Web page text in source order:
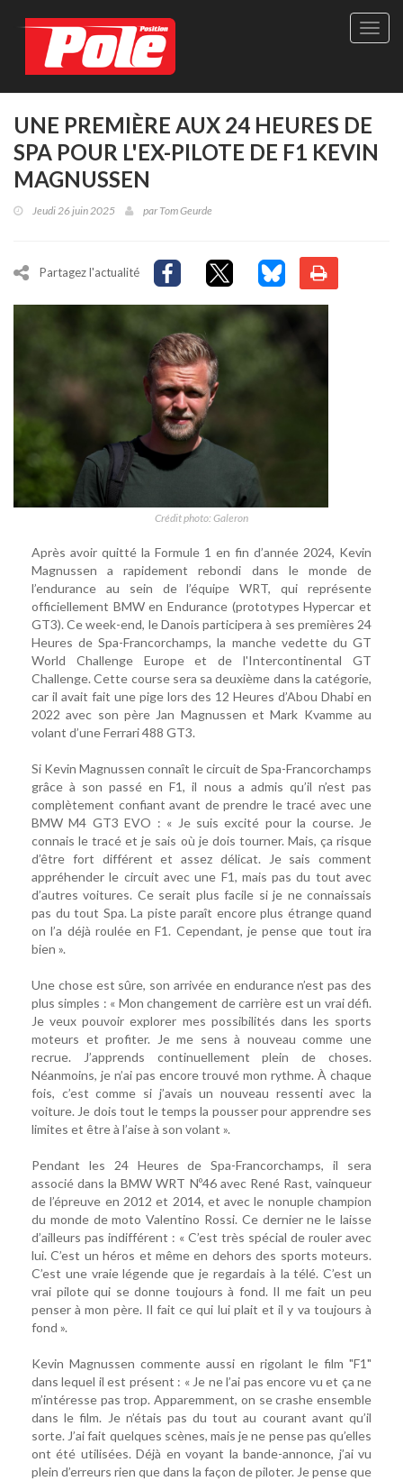
Site
-
Le
UNE PREMIÈRE AUX 24 HEURES DE
SPA POUR L'EX-PILOTE DE F1 KEVIN
MAGNUSSEN
Jeudi 26 juin 2025 par Tom Geurde
Partagez l'actualité
Crédit photo: Galeron
Après avoir quitté la Formule 1 en fin d’année 2024, Kevin
Magnussen a rapidement rebondi dans le monde de
l’endurance au sein de l’équipe WRT, qui représente
officiellement BMW en Endurance (prototypes Hypercar et
GT3). Ce week-end, le Danois participera à ses premières 24
Heures de Spa-Francorchamps, la manche vedette du GT
World Challenge Europe et de l'Intercontinental GT
Challenge. Cette course sera sa deuxième dans la catégorie,
car il avait fait une pige lors des 12 Heures d’Abou Dhabi en
2022 avec son père Jan Magnussen et Mark Kvamme au
volant d’une Ferrari 488 GT3.
Si Kevin Magnussen connaît le circuit de Spa-Francorchamps
grâce à son passé en F1, il nous a admis qu’il n’est pas
complètement confiant avant de prendre le tracé avec une
BMW M4 GT3 EVO : « Je suis excité pour la course. Je
connais le tracé et je sais où je dois tourner. Mais, ça risque
d’être fort différent et assez délicat. Je sais comment
appréhender le circuit avec une F1, mais pas du tout avec
d’autres voitures. Ce serait plus facile si je ne connaissais
pas du tout Spa. La piste paraît encore plus étrange quand
on l’a déjà roulée en F1. Cependant, je pense que tout ira
bien ».
Une chose est sûre, son arrivée en endurance n’est pas des
plus simples : « Mon changement de carrière est un vrai défi.
Je veux pouvoir explorer mes possibilités dans les sports
moteurs et profiter. Je me sens à nouveau comme une
recrue. J’apprends continuellement plein de choses.
Néanmoins, je n’ai pas encore trouvé mon rythme. À chaque
fois, c’est comme si j’avais un nouveau ressenti avec la
voiture. Je dois tout le temps la pousser pour apprendre ses
limites et être à l’aise à son volant ».
Pendant les 24 Heures de Spa-Francorchamps, il sera
associé dans la BMW WRT Nº46 avec René Rast, vainqueur
de l’épreuve en 2012 et 2014, et avec le nonuple champion
du monde de moto Valentino Rossi. Ce dernier ne le laisse
d’ailleurs pas indifférent : « C’est très spécial de rouler avec
lui. C’est un héros et même en dehors des sports moteurs.
C’est une vraie légende que je regardais à la télé. C’est un
vrai pilote qui se donne toujours à fond. Il me fait un peu
penser à mon père. Il fait ce qui lui plait et il y va toujours à
fond ».
Kevin Magnussen commente aussi en rigolant le film "F1"
dans lequel il est présent : « Je ne l’ai pas encore vu et ça ne
m’intéresse pas trop. Apparemment, on se crashe ensemble
dans le film. Je n’étais pas du tout au courant avant qu’il
sorte. J’ai fait quelques scènes, mais je ne pense pas qu’elles
ont été utilisées. Déjà en voyant la bande-annonce, j’ai vu
plein d’erreurs rien que dans la façon de piloter. Je pense que